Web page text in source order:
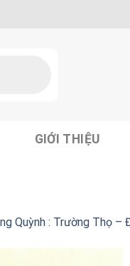
GIỚI THIỆU
Quỳnh : Trường Thọ –